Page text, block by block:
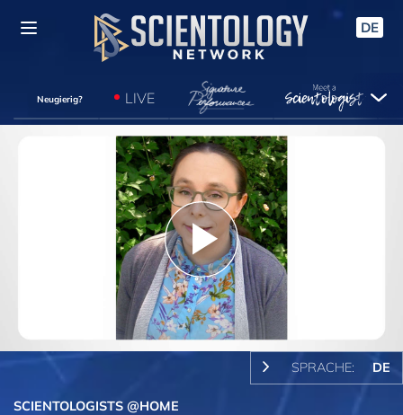
DE
Neugierig? LIVE
Play
Video
SPRACHE: DE
SCIENTOLOGISTS @HOME